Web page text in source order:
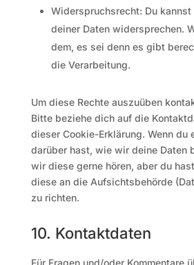
Widerspruchsrecht: Du kannst
deiner Daten widersprechen.
dem, es sei denn es gibt
die Verarbeitung.
Um diese Rechte auszuüben
Bitte beziehe dich auf die
dieser Cookie-Erklärung. Wenn du
darüber hast, wie wir deine Daten
wir diese gerne hören, aber du
diese an die Aufsichtsbehörde
zu richten.
10. Kontaktdaten